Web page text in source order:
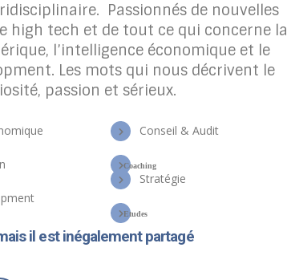
Passionnés de nouvelles
high tech et de tout ce qui concerne la
l’intelligence économique et le
Les mots qui nous décrivent le
passion et sérieux.
Conseil & Audit
Coaching
Stratégie
Etudes
il est inégalement partagé